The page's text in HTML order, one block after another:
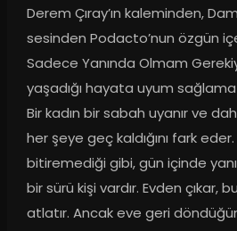
Derem Çıray’ın kaleminden,
sesinden Podacto’nun özgün
Sadece Yanında Olmam
yaşadığı hayata uyum sağlama
Bir kadın bir sabah uyanır ve
her şeye geç kaldığını fark
bitiremediği gibi, gün içinde
bir sürü kişi vardır. Evden çıkar,
atlatır. Ancak eve geri